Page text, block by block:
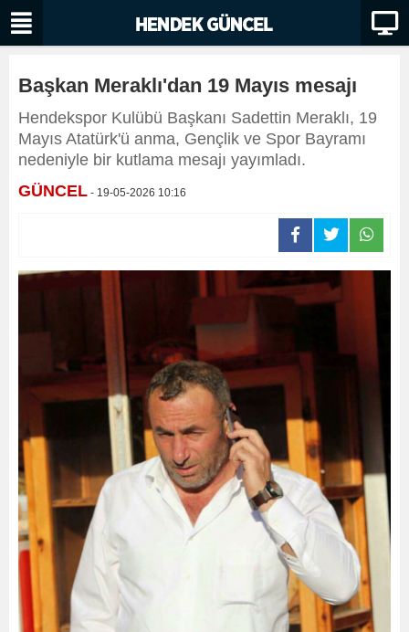
Başkan Meraklı'dan 19 Mayıs mesajı
Hendekspor Kulübü Başkanı Sadettin Meraklı, 19
Mayıs Atatürk'ü anma, Gençlik ve Spor Bayramı
nedeniyle bir kutlama mesajı yayımladı.
GÜNCEL - 19-05-2026 10:16